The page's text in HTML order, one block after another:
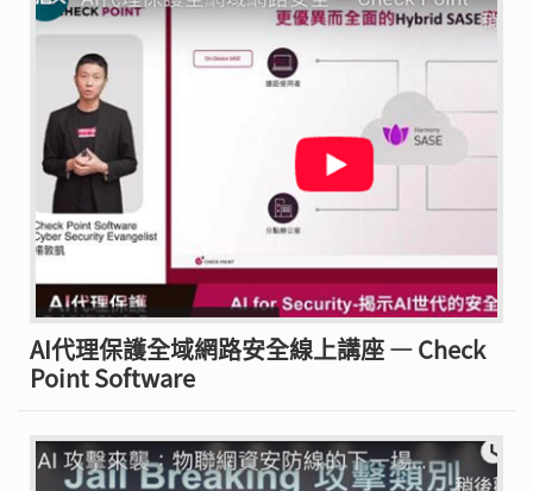
AI代理保護全域網路安全線上講座 — Check
Point Software